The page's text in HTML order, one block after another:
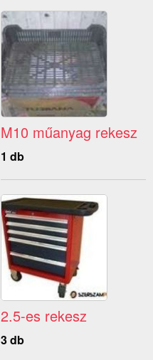
M10 műanyag rekesz
1 db
2.5-es rekesz
3 db